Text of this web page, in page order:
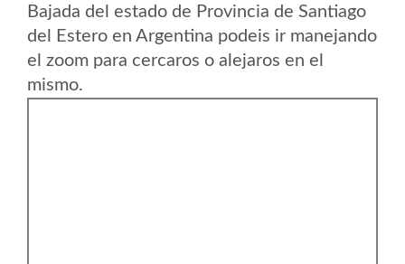
Bajada del estado de Provincia de Santiago
del Estero en Argentina podeis ir manejando
el zoom para cercaros o alejaros en el
mismo.